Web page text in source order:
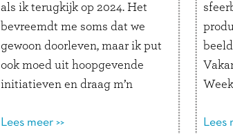
als ik terugkijk op 2024. Het
bevreemdt me soms dat we
gewoon doorleven, maar ik put
ook moed uit hoopgevende
initiatieven en draag m’n
aan goede doelen, heb de
Lees meer >> Lees